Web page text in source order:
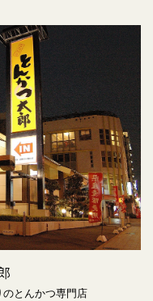
とんかつ専門店